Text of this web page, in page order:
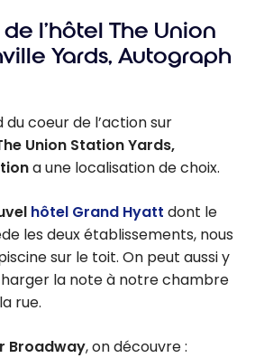
l’hôtel The Union
Yards, Autograph
du coeur de l’action sur
Union Station Yards,
a une localisation de choix.
hôtel Grand Hyatt dont le
les deux établissements, nous
sur le toit. On peut aussi y
la note à notre chambre
rue.
Broadway, on découvre :